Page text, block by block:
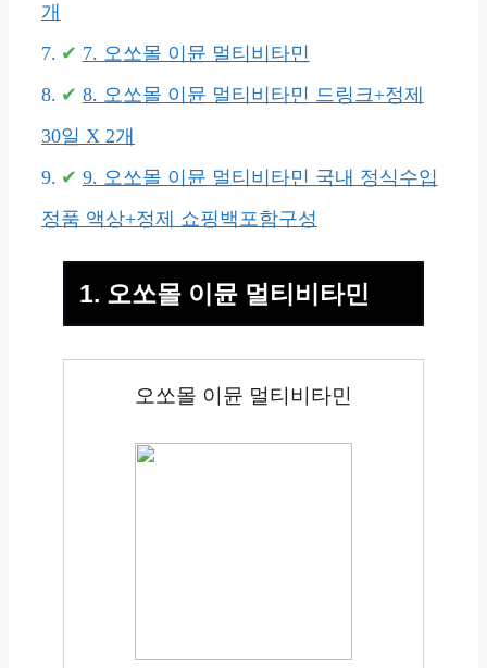
개
7. 오쏘몰 이뮨 멀티비타민
8. 오쏘몰 이뮨 멀티비타민 드링크+정제
30일 X 2개
9. 오쏘몰 이뮨 멀티비타민 국내 정식수입
정품 액상+정제 쇼핑백포함구성
1. 오쏘몰 이뮨 멀티비타민
오쏘몰 이뮨 멀티비타민